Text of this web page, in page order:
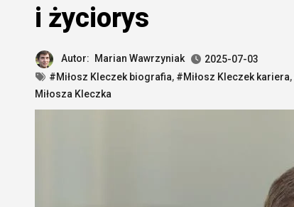
i życiorys
Autor: Marian Wawrzyniak
2025-07-03
#Miłosz Kleczek biografia, #Miłosz Kleczek kariera,
Miłosza Kleczka